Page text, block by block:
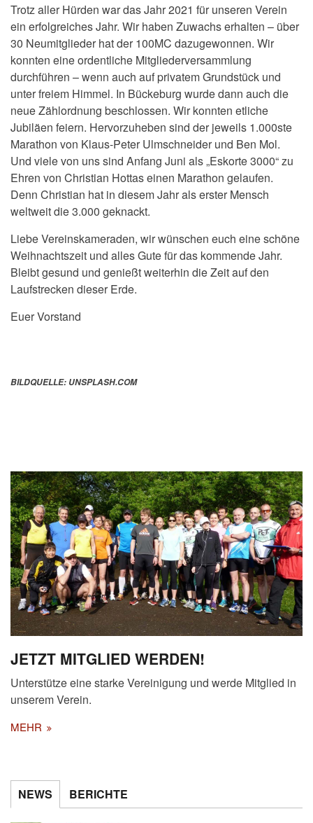
Trotz aller Hürden war das Jahr 2021 für unseren Verein
ein erfolgreiches Jahr. Wir haben Zuwachs erhalten – über
30 Neumitglieder hat der 100MC dazugewonnen. Wir
konnten eine ordentliche Mitgliederversammlung
durchführen – wenn auch auf privatem Grundstück und
unter freiem Himmel. In Bückeburg wurde dann auch die
neue Zählordnung beschlossen. Wir konnten etliche
Jubiläen feiern. Hervorzuheben sind der jeweils 1.000ste
Marathon von Klaus-Peter Ulmschneider und Ben Mol.
Und viele von uns sind Anfang Juni als „Eskorte 3000“ zu
Ehren von Christian Hottas einen Marathon gelaufen.
Denn Christian hat in diesem Jahr als erster Mensch
weltweit die 3.000 geknackt.
Liebe Vereinskameraden, wir wünschen euch eine schöne
Weihnachtszeit und alles Gute für das kommende Jahr.
Bleibt gesund und genießt weiterhin die Zeit auf den
Laufstrecken dieser Erde.
Euer Vorstand
BILDQUELLE: UNSPLASH.COM
JETZT MITGLIED WERDEN!
Unterstütze eine starke Vereinigung und werde Mitglied in
unserem Verein.
MEHR
NEWS BERICHTE